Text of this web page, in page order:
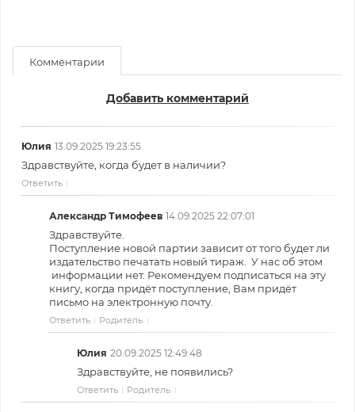
Комментарии
Добавить комментарий
Юлия 13.09.2025 19:23:55
Здравствуйте, когда будет в наличии?
Ответить
Александр Тимофеев 14.09.2025 22:07:01
Здравствуйте.
Поступление новой партии зависит от того будет ли
издательство печатать новый тираж. У нас об этом
информации нет. Рекомендуем подписаться на эту
книгу, когда придёт поступление, Вам придёт
письмо на электронную почту.
Ответить Родитель
Юлия 20.09.2025 12:49:48
Здравствуйте, не появились?
Ответить Родитель